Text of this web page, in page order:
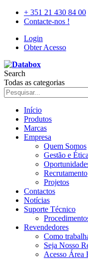
+ 351 21 430 84 00
Contacte-nos !
Login
Obter Acesso
Search
Todas as categorias
Início
Produtos
Marcas
Empresa
Quem Somos
Gestão e Ética
Recrutamento
Projetos
Contactos
Notícias
Suporte Técnico
Revendedores
Como
Seja Nosso
Acesso Área